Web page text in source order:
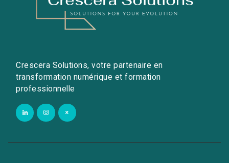
Crescera Solutions, votre partenaire en
transformation numérique et formation
professionnelle